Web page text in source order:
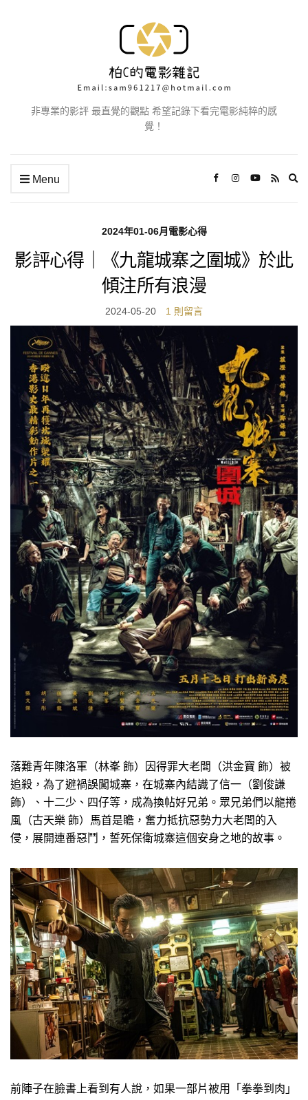
非專業的影評 最直覺的觀點 希望記錄下看完電影純粹的感
覺！
Menu
2024年01-06月電影心得
影評心得｜《九龍城寨之圍城》於此
傾注所有浪漫
2024-05-20 1 則留言
落難青年陳洛軍（林峯 飾）因得罪大老闆（洪金寶 飾）被
追殺，為了避禍誤闖城寨，在城寨內結識了信一（劉俊謙
飾）、十二少、四仔等，成為換帖好兄弟。眾兄弟們以龍捲
風（古天樂 飾）馬首是瞻，奮力抵抗惡勢力大老闆的入
侵，展開連番惡鬥，誓死保衛城寨這個安身之地的故事。
前陣子在臉書上看到有人說，如果一部片被用「拳拳到肉」